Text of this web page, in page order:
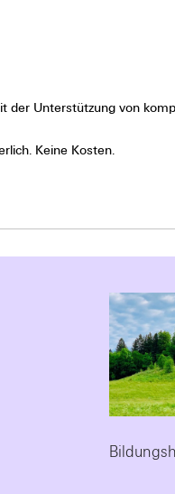
der Unterstützung von
Keine Kosten.